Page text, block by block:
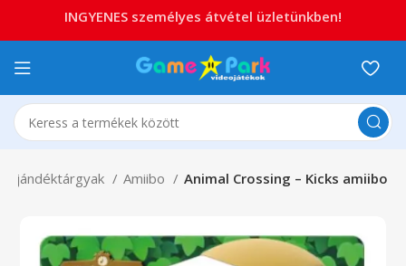
Ajándéktárgyak Amiibo Animal Crossing – Kicks amiibo
INGYENES személyes átvétel üzletünkben!